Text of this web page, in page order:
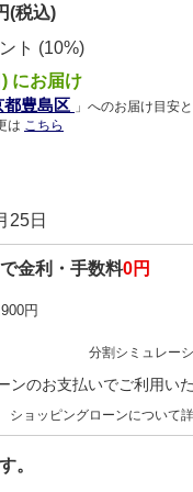
(税込)
ト (10%)
にお届け
都豊島区 」へのお届け目安
は こちら
25日
金利・手数料0円
円
分割シミュレー
のお支払いでご利用い
ショッピングローンについて
。